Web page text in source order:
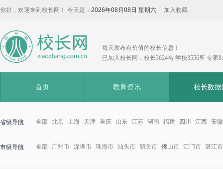
你好，欢迎来到校长网！ 今天是： 2026年08月08日 星期六 加入收藏
每天发布有价值的校长信息！
已加入校长网：校长3624名 学校3556所 专家
首页 教育资讯 校长数据
省级导航 全部 北京 上海 天津 重庆 山东 江苏 湖南 福建 四川 江西 安徽
市级导航 全部 广州市 深圳市 珠海市 汕头市 韶关市 佛山市 江门市 湛江市